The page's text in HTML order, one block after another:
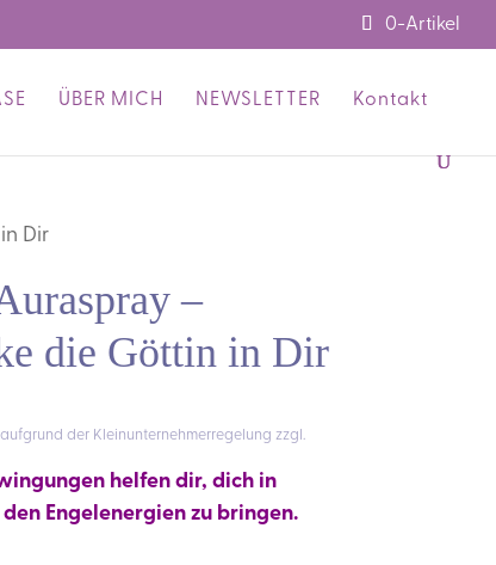
0-Artikel
ÜBER MICH NEWSLETTER Kontakt
Dir
–
die Göttin in Dir
der Kleinunternehmerregelung zzgl.
helfen dir, dich in
Engelenergien zu bringen.